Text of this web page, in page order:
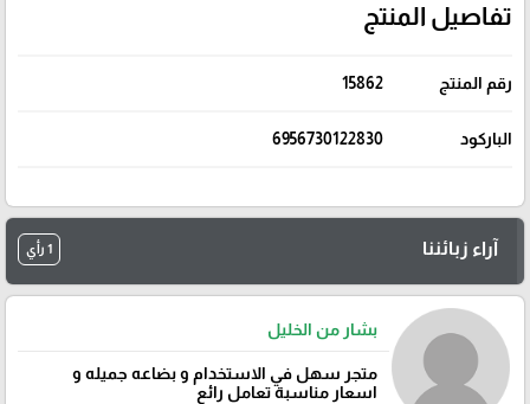
تفاصيل المنتج
رقم المنتج 15862
الباركود 6956730122830
آراء زبائننا 1 رأي
بشار من الخليل
متجر سهل في الاستخدام و بضاعه جميله و
اسعار مناسبة تعامل رائع